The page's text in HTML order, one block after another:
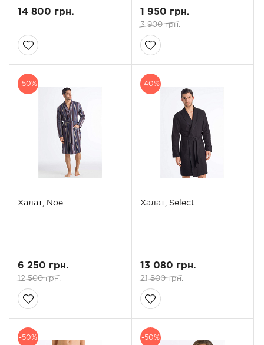
14 800 грн. 1 950 грн.
3 900 грн.
-50%
Халат, Noe
6 250 грн.
12 500 грн.
-40%
Халат, Select
13 080 грн.
21 800 грн.
-50% -50%